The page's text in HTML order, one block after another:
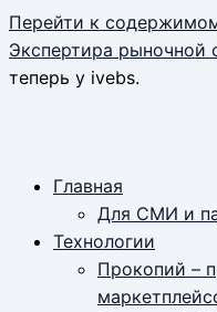
Перейти к
Экспертира рыночной
теперь у ivebs.
Главная
Для СМИ и
Технологии
Прокопий –